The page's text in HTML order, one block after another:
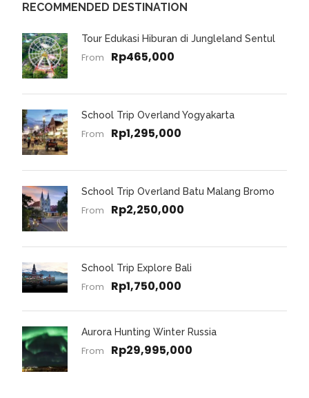
RECOMMENDED DESTINATION
Tour Edukasi Hiburan di Jungleland Sentul
From Rp465,000
School Trip Overland Yogyakarta
From Rp1,295,000
School Trip Overland Batu Malang Bromo
From Rp2,250,000
School Trip Explore Bali
From Rp1,750,000
Aurora Hunting Winter Russia
From Rp29,995,000